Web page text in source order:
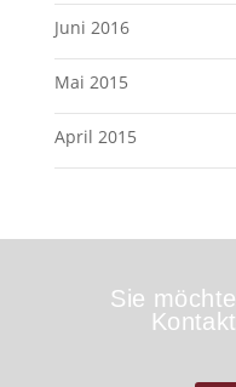
Juni 2016
Mai 2015
April 2015
Sie